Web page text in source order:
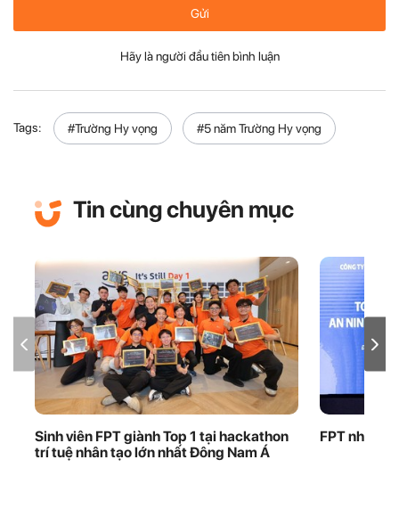
Gửi
Hãy là người đầu tiên bình luận
Tags: #Trường Hy vọng #5 năm Trường Hy vọng
Tin cùng chuyên mục
Sinh viên FPT giành Top 1 tại hackathon
trí tuệ nhân tạo lớn nhất Đông Nam Á
FPT nhận